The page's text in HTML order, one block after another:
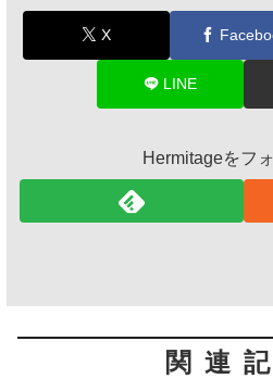
X
LINE
Hermitageをフ
関連